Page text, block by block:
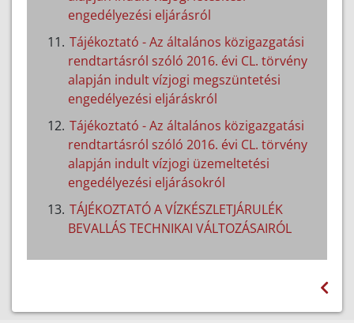
engedélyezési eljárásról
Tájékoztató - Az általános közigazgatási
rendtartásról szóló 2016. évi CL. törvény
alapján indult vízjogi megszüntetési
engedélyezési eljáráskról
Tájékoztató - Az általános közigazgatási
rendtartásról szóló 2016. évi CL. törvény
alapján indult vízjogi üzemeltetési
engedélyezési eljárásokról
TÁJÉKOZTATÓ A VÍZKÉSZLETJÁRULÉK
BEVALLÁS TECHNIKAI VÁLTOZÁSAIRÓL